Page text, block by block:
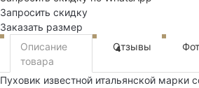
Запросить скидку
Заказать размер
Описание
товара
Отзывы
4
Пуховик известной итальянской марки